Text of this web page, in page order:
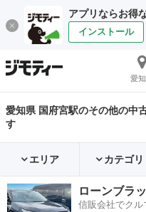
アプリならお得
インストール
愛
愛知県 国府宮駅のその他の中
す
エリア カテゴリ
ローンブラ
信販会社でクル